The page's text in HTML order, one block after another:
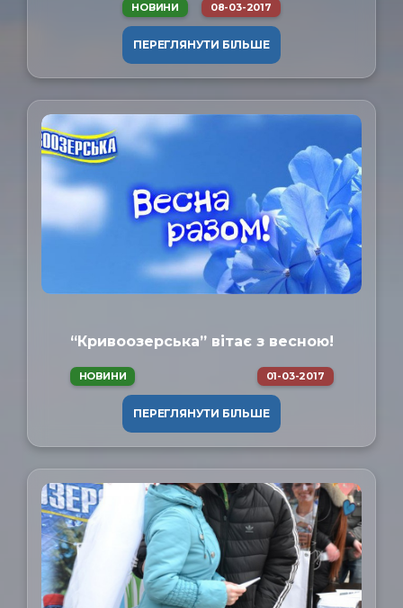
НОВИНИ 08-03-2017
ПЕРЕГЛЯНУТИ БІЛЬШЕ
“Кривоозерська” вітає з весною!
НОВИНИ 01-03-2017
ПЕРЕГЛЯНУТИ БІЛЬШЕ